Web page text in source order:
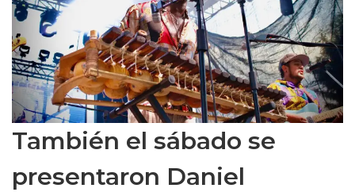
También el sábado se
presentaron Daniel